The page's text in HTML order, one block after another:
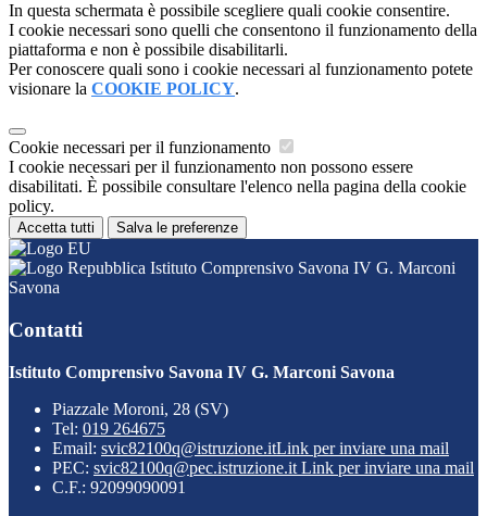
In questa schermata è possibile scegliere quali cookie consentire.
I cookie necessari sono quelli che consentono il funzionamento della
piattaforma e non è possibile disabilitarli.
Per conoscere quali sono i cookie necessari al funzionamento potete
visionare la COOKIE POLICY.
Cookie necessari per il funzionamento
I cookie necessari per il funzionamento non possono essere
disabilitati. È possibile consultare l'elenco nella pagina della cookie
policy.
Accetta tutti Salva le preferenze
Istituto Comprensivo Savona IV G. Marconi
Savona
Contatti
Istituto Comprensivo Savona IV G. Marconi Savona
Piazzale Moroni, 28 (SV)
Tel: 019 264675
Email: svic82100q@istruzione.itLink per inviare una mail
PEC: svic82100q@pec.istruzione.it Link per inviare una mail
C.F.: 92099090091